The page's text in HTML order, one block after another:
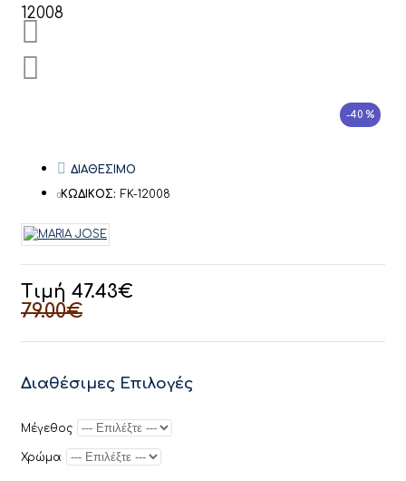
-40 %
Τιμή 47.43€
79.00€
ΔΙΑΘΕΣΙΜΟ
ΚΩΔΙΚΟΣ: FK-12008
Διαθέσιμες Επιλογές
Μέγεθος
Χρώμα